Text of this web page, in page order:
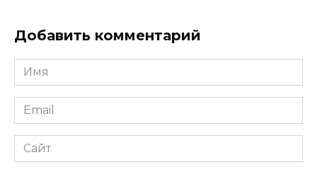
Добавить комментарий
Имя
*
Email
*
Сайт